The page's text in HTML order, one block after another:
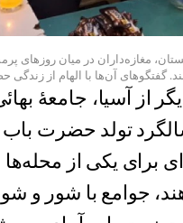
مغازه‌داران در میان
گفتگو‌های آن‌ها با الهام از
تولد حضرت
برای یکی از محله‌ها
جوامع با شور و